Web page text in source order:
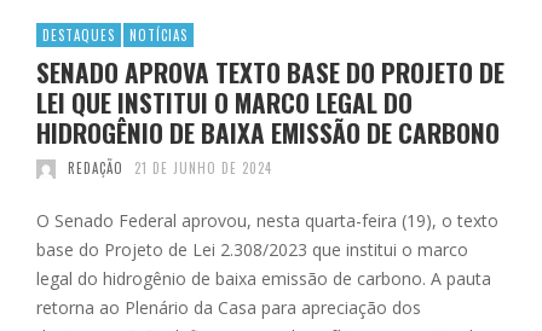
DESTAQUES NOTÍCIAS
SENADO APROVA TEXTO BASE DO PROJETO DE
LEI QUE INSTITUI O MARCO LEGAL DO
HIDROGÊNIO DE BAIXA EMISSÃO DE CARBONO
REDAÇÃO 21 DE JUNHO DE 2024
O Senado Federal aprovou, nesta quarta-feira (19), o texto
base do Projeto de Lei 2.308/2023 que institui o marco
legal do hidrogênio de baixa emissão de carbono. A pauta
retorna ao Plenário da Casa para apreciação dos